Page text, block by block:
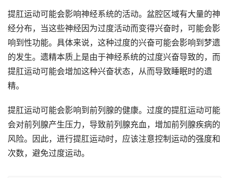
提肛运动可能会影响神经系统的活动。盆腔区域有大量的神
经分布，当这些神经因为过度活动而变得兴奋时，可能会影
响到性功能。具体来说，这种过度的兴奋可能会影响到梦遗
的发生。遗精本质上是由于神经系统的过度兴奋导致的，而
提肛运动可能会增加这种兴奋状态，从而导致睡眠时的遗
精。
提肛运动可能会影响到前列腺的健康。过度的提肛运动可能
会对前列腺产生压力，导致前列腺充血，增加前列腺疾病的
风险。因此，进行提肛运动时，应该注意控制运动的强度和
次数，避免过度运动。